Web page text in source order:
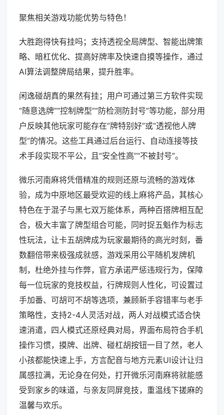
聚焦相关游戏功能优势与特色！
大胜跑得快有挂吗；支持透视全局牌型、智能出牌策
略、暗杠优化、提高好牌率及快速自摸等操作，通过
AI算法调整牌局结果，提升胜率。
闲逸碰胡真的果然有挂；用户可通过第三方软件实现
“随意选牌”“控制牌型”“防检测防封号”等功能，部分用
户反映其他玩家可能存在“牌特别好”或“透视他人牌
型”的情况。这些工具通过后台运行、自动连接等技
术手段实现不平公，且“安全性高”“不被封号”。
微乐河南麻将凭借精准的规则还原与流畅的游戏体
验，成为中原地区最受欢迎的线上麻将产品，其核心
特色在于混子与黑七双万能体系，两种百搭牌相互配
合，极大丰富了牌型组合可能，同时捉五魁作为标志
性玩法，让卡五胡牌成为玩家最期待的高光时刻，番
数翻倍带来极强成就感，游戏采用公平随机发牌机
制，杜绝外挂与作弊，官方承诺严惩违规行为，保障
每一位玩家的竞技权益，行牌规则人性化，可设置过
手加番、可胡可不胡等选项，兼顾新手容错率与老手
策略性，支持2-4人灵活对战，两人对战模式适合快
速消遣，四人模式还原经典对局，界面布局符合手机
操作习惯，摸牌、出牌、碰杠胡按钮一目了然，老人
小孩都能快速上手，方言配音与地方元素UI设计让归
属感拉满，无论身在何处，打开微乐河南麻将就能感
受到家乡的味道，与亲友同屏竞技，重温线下搓麻的
温馨与欢乐。